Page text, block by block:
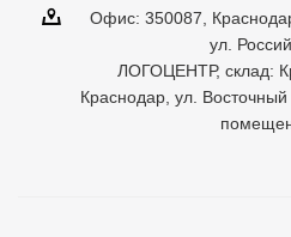
Офис: 350087,
ул.
ЛОГОЦЕНТР, склад:
Краснодар, ул.